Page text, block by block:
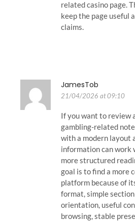
related casino page.
keep the page useful
claims.
JamesTob
21/04/2026 at 09:10
If you want to review
gambling-related
with a modern layout
information can work
more structured
goal is to find a more
platform because of
format, simple
orientation, useful
browsing, stable